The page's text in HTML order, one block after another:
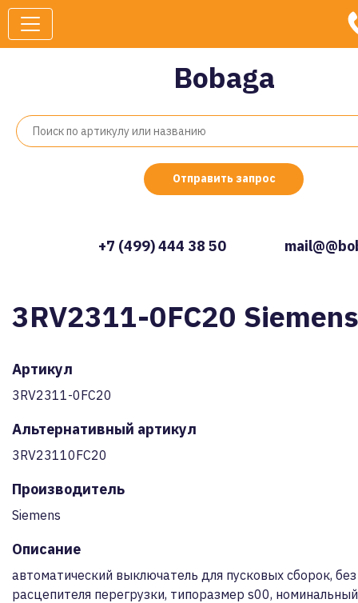
Bobaga
Отправить запрос
+7 (499) 444 38 50
3RV2311-0FC20 Siemens
Артикул
3RV2311-0FC20
Альтернативный артикул
3RV23110FC20
Производитель
Siemens
Описание
автоматический выключатель для пусковых сборок, без
расцепителя перегрузки, типоразмер s00,